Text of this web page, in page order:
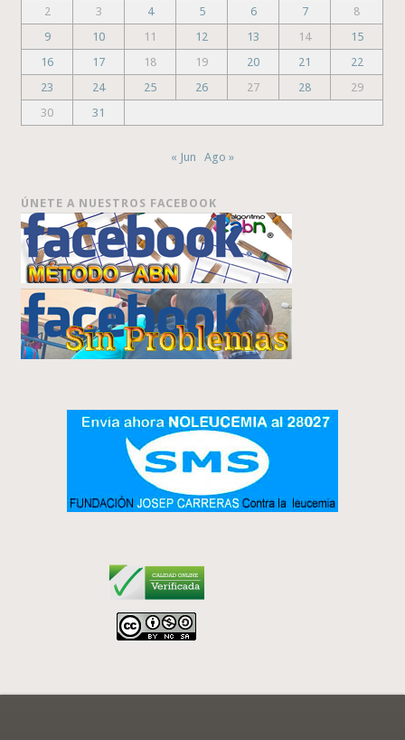
2
3 4 5 6 7
8
9
10 11 12 13 14
15
16
17 18 19 20 21
22
23
24 25 26 27 28
29
30
31
« Jun Ago »
ÚNETE A NUESTROS FACEBOOK